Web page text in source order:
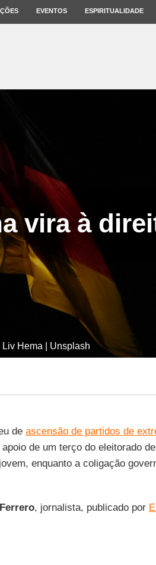
EVENTOS ESPIRITUALIDADE
vira à
Liv Hema | Unsplash
de ascensão de partidos de
de um terço do eleitorado
enquanto a coligação
, jornalista, publicado por